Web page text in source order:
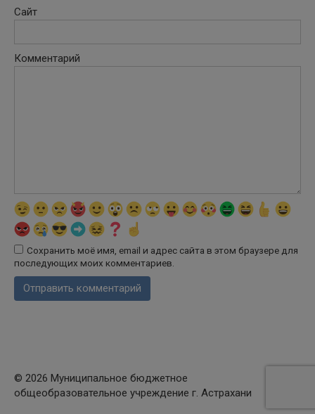
Сайт
Комментарий
Сохранить моё имя, email и адрес сайта в этом браузере для
последующих моих комментариев.
© 2026 Муниципальное бюджетное
общеобразовательное учреждение г. Астрахани